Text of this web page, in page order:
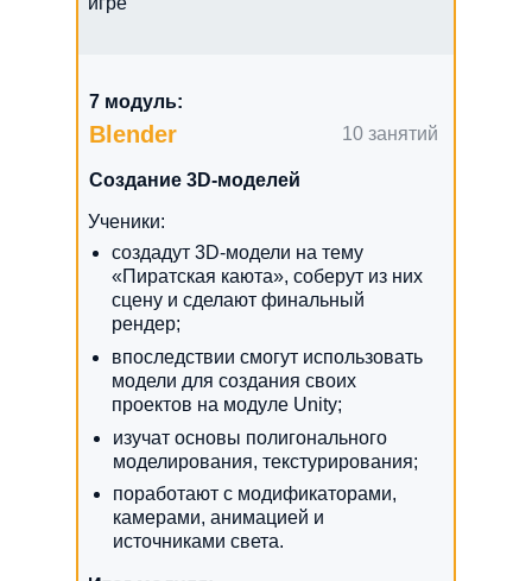
7 модуль:
10 занятий
Blender
Создание 3D-моделей
Ученики:
создадут 3D-модели на тему
«Пиратская каюта», соберут из них
сцену и сделают финальный
рендер;
впоследствии смогут использовать
модели для создания своих
проектов на модуле Unity;
изучат основы полигонального
моделирования, текстурирования;
поработают с модификаторами,
камерами, анимацией и
источниками света.